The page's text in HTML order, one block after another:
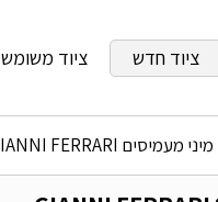
ציוד חדש ציוד משומש
מיני מעמיסים GIANNI FERRARI